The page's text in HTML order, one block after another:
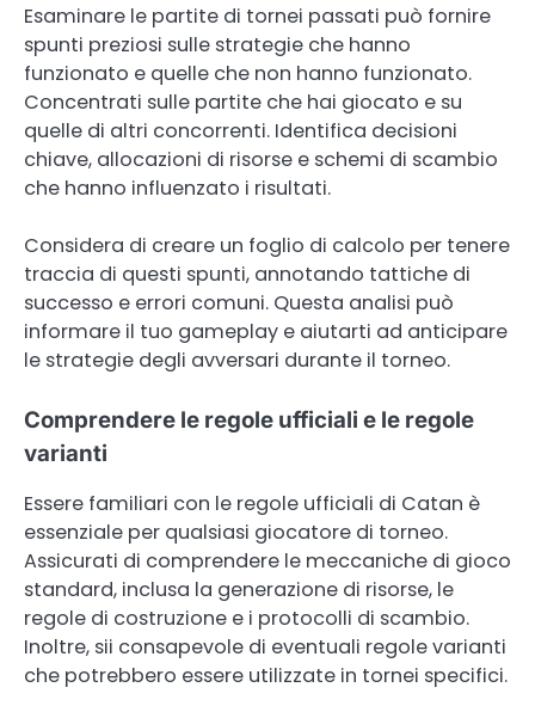
Esaminare le partite di tornei passati può fornire
spunti preziosi sulle strategie che hanno
funzionato e quelle che non hanno funzionato.
Concentrati sulle partite che hai giocato e su
quelle di altri concorrenti. Identifica decisioni
chiave, allocazioni di risorse e schemi di scambio
che hanno influenzato i risultati.
Considera di creare un foglio di calcolo per tenere
traccia di questi spunti, annotando tattiche di
successo e errori comuni. Questa analisi può
informare il tuo gameplay e aiutarti ad anticipare
le strategie degli avversari durante il torneo.
Comprendere le regole ufficiali e le regole
varianti
Essere familiari con le regole ufficiali di Catan è
essenziale per qualsiasi giocatore di torneo.
Assicurati di comprendere le meccaniche di gioco
standard, inclusa la generazione di risorse, le
regole di costruzione e i protocolli di scambio.
Inoltre, sii consapevole di eventuali regole varianti
che potrebbero essere utilizzate in tornei specifici.